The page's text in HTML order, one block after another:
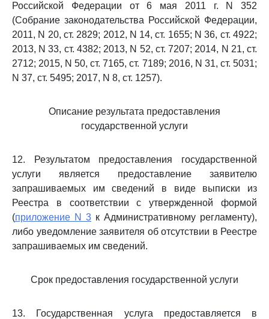
Российской Федерации от 6 мая 2011 г. N 352
(Собрание законодательства Российской Федерации,
2011, N 20, ст. 2829; 2012, N 14, ст. 1655; N 36, ст. 4922;
2013, N 33, ст. 4382; 2013, N 52, ст. 7207; 2014, N 21, ст.
2712; 2015, N 50, ст. 7165, ст. 7189; 2016, N 31, ст. 5031;
N 37, ст. 5495; 2017, N 8, ст. 1257).
Описание результата предоставления
государственной услуги
12. Результатом предоставления государственной
услуги является предоставление заявителю
запрашиваемых им сведений в виде выписки из
Реестра в соответствии с утвержденной формой
(приложение N 3 к Административному регламенту),
либо уведомление заявителя об отсутствии в Реестре
запрашиваемых им сведений.
Срок предоставления государственной услуги
13. Государственная услуга предоставляется в